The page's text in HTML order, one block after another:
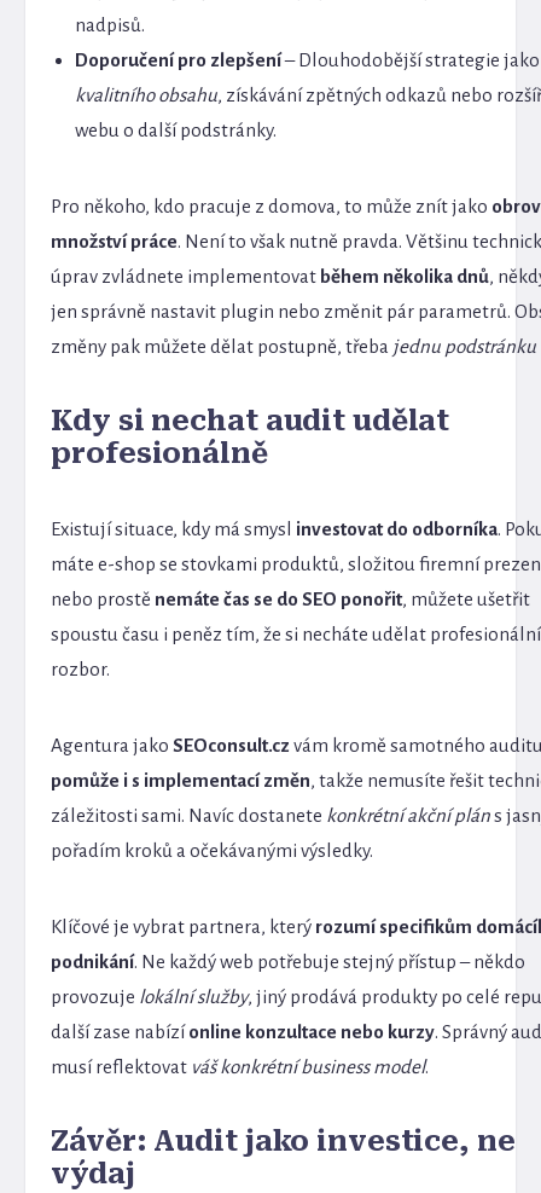
nadpisů.
Doporučení pro zlepšení– Dlouhodobější strategie
kvalitního obsahu, získávání zpětných odkazů nebo
webu o další podstránky.
Pro někoho, kdo pracuje z domova, to může znít jako
množství práce. Není to však nutně pravda. Většinu
úprav zvládnete implementovat během několika dnů,
jen správně nastavit plugin nebo změnit pár parametrů.
změny pak můžete dělat postupně, třeba jednu podstránku
Kdy si nechat audit udělat
profesionálně
Existují situace, kdy má smysl investovat do odborníka.
máte e-shop se stovkami produktů, složitou firemní
nebo prostě nemáte čas se do SEO ponořit, můžete ušetřit
spoustu času i peněz tím, že si necháte udělat profesionální
rozbor.
Agentura jakoSEOconsult.cz vám kromě samotného
pomůže i s implementací změn, takže nemusíte řešit
záležitosti sami. Navíc dostanete konkrétní akční pláns
pořadím kroků a očekávanými výsledky.
Klíčové je vybrat partnera, který rozumí specifikům
podnikání. Ne každý web potřebuje stejný přístup – někdo
provozuje lokální služby, jiný prodává produkty po celé
další zase nabízíonline konzultace nebo kurzy. Správný
musí reflektovat váš konkrétní business model.
Závěr: Audit jako investice, ne
výdaj